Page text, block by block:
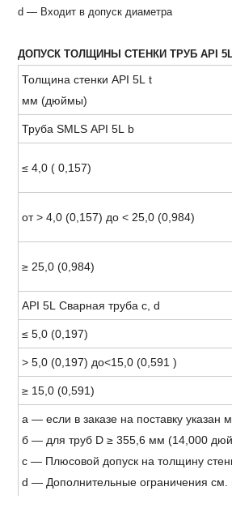
d — Входит в допуск диаметра
ДОПУСК ТОЛЩИНЫ СТЕНКИ ТРУБ API
Толщина стенки API 5L t
мм (дюймы)
Труба SMLS API 5L b
≤ 4,0 ( 0,157)
от > 4,0 (0,157) до < 25,0 (0,984)
≥ 25,0 (0,984)
API 5L Сварная труба c, d
≤ 5,0 (0,197)
> 5,0 (0,197) до<15,0 (0,591 )
≥ 15,0 (0,591)
а — если в заказе на поставку
б — для труб D ≥ 355,6 мм (14,000
c — Плюсовой допуск на толщину
d — Дополнительные ограничения см.